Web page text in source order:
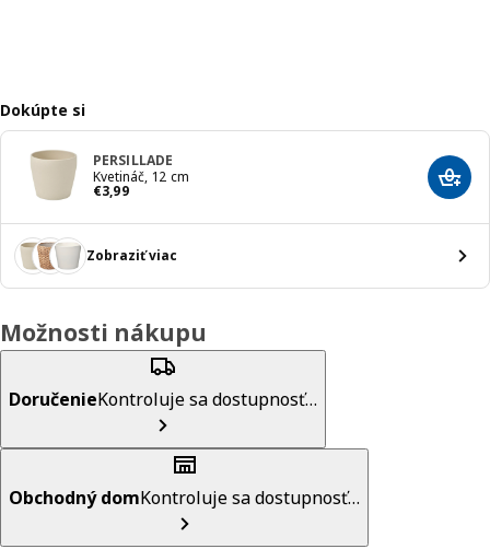
Dokúpte si
PERSILLADE
Kvetináč, 12 cm
€3,99
Cena € 3,99
Zobraziť viac
Možnosti nákupu
DoručenieKontroluje sa dostupnosť…
Obchodný domKontroluje sa dostupnosť…